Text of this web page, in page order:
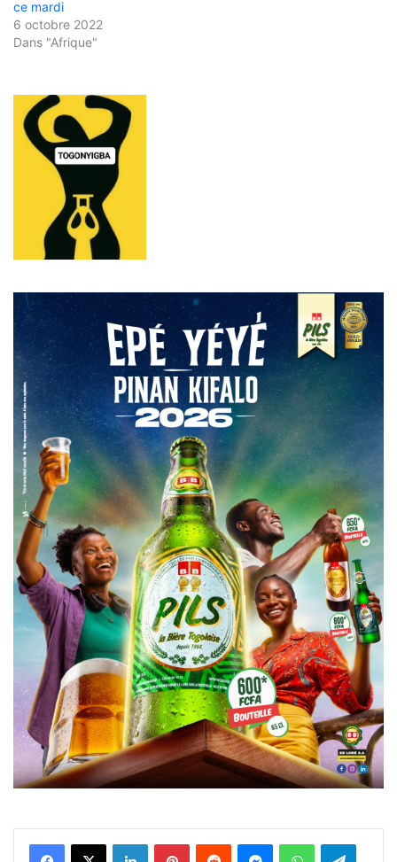
ce mardi
6 octobre 2022
Dans "Afrique"
FacebookX Linkedin PinterestReddit MessengerWhatsAppTelegram